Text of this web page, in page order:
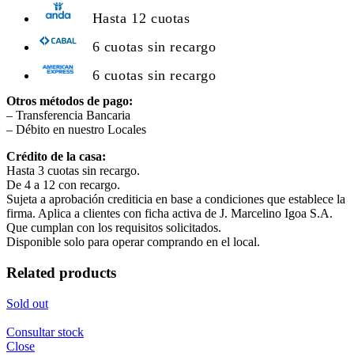
Hasta 12 cuotas
6 cuotas sin recargo
6 cuotas sin recargo
Otros métodos de pago:
– Transferencia Bancaria
– Débito en nuestro Locales
Crédito de la casa:
Hasta 3 cuotas sin recargo.
De 4 a 12 con recargo.
Sujeta a aprobación crediticia en base a condiciones que establece la
firma. Aplica a clientes con ficha activa de J. Marcelino Igoa S.A.
Que cumplan con los requisitos solicitados.
Disponible solo para operar comprando en el local.
Related products
Sold out
Consultar stock
Close